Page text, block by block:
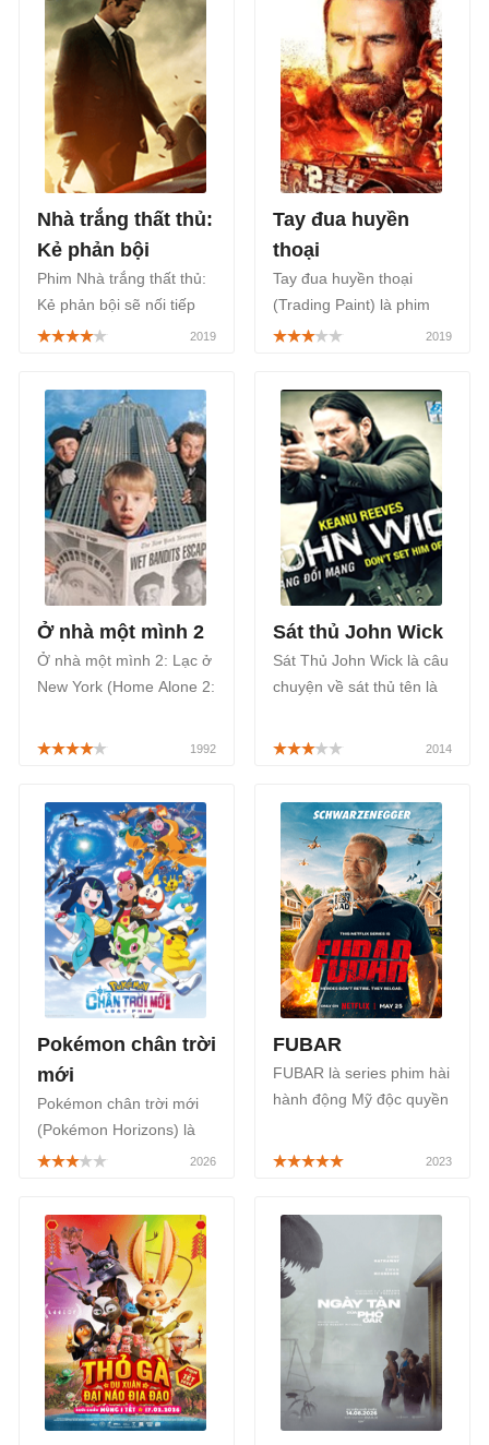
Nhà trắng thất thủ:
Kẻ phản bội
Phim Nhà trắng thất thủ:
Kẻ phản bội sẽ nối tiếp
mạch truyện của Nhà
cấn về chủ đề khủng bố
Tổng thống.
Tay đua huyền
thoại
Tay đua huyền thoại
(Trading Paint) là phim
phiêu lưu hành động hấp
Ở nhà một mình 2
Ở nhà một mình 2: Lạc ở
New York (Home Alone 2:
2 của series phim hài Ở
Sát thủ John Wick
Sát Thủ John Wick là câu
chuyện về sát thủ tên là
nhiên với mối thù hận
kẻ đã cướp và giết chết
con chó kỷ vật người vợ
quá cố.
Pokémon chân trời
mới
Pokémon chân trời mới
(Pokémon Horizons) là
một bộ phim hoạt
hành động của đạo diễn
Saori Den, là phần thứ 8
của series Pokémon,
được phát sóng chính
thức trên FPT Play bắt
đầu từ ngày 30/05/2026.
FUBAR
FUBAR là series phim hài
hành động Mỹ độc quyền
gia của Arnold
Kẻ Hủy Diệt.